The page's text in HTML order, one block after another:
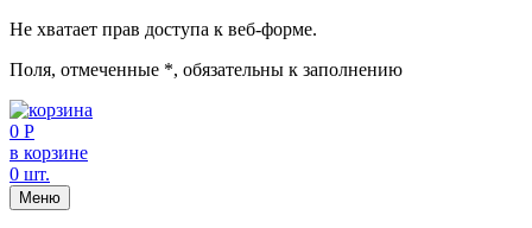
Не хватает прав доступа к веб-форме.
Поля, отмеченные *, обязательны к заполнению
0 Р
в корзине
0 шт.
Меню